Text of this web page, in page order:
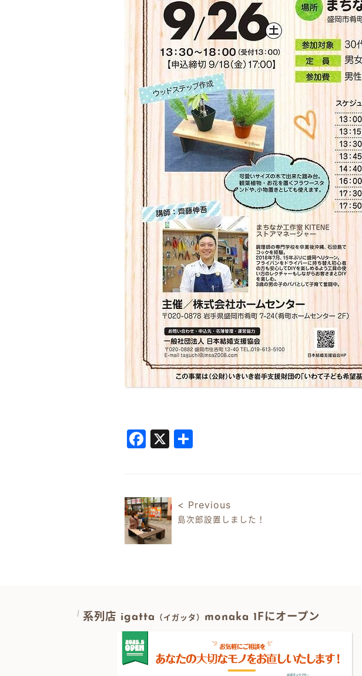
Facebook
X
投稿ナビゲーション
< Previous
島次郎設置しました！
系列店 igatta （イガッタ） monaka 1Fにオープン